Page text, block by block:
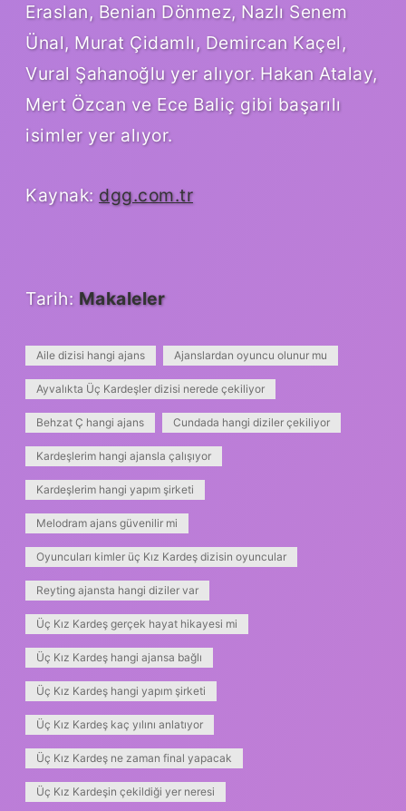
Eraslan, Benian Dönmez, Nazlı Senem
Ünal, Murat Çidamlı, Demircan Kaçel,
Vural Şahanoğlu yer alıyor. Hakan Atalay,
Mert Özcan ve Ece Baliç gibi başarılı
isimler yer alıyor.
Kaynak: dgg.com.tr
Tarih: Makaleler
Aile dizisi hangi ajans Ajanslardan oyuncu olunur mu
Ayvalıkta Üç Kardeşler dizisi nerede çekiliyor
Behzat Ç hangi ajans Cundada hangi diziler çekiliyor
Kardeşlerim hangi ajansla çalışıyor
Kardeşlerim hangi yapım şirketi
Melodram ajans güvenilir mi
Oyuncuları kimler üç Kız Kardeş dizisin oyuncular
Reyting ajansta hangi diziler var
Üç Kız Kardeş gerçek hayat hikayesi mi
Üç Kız Kardeş hangi ajansa bağlı
Üç Kız Kardeş hangi yapım şirketi
Üç Kız Kardeş kaç yılını anlatıyor
Üç Kız Kardeş ne zaman final yapacak
Üç Kız Kardeşin çekildiği yer neresi